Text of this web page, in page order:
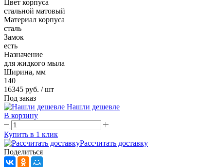
Цвет корпуса
стальной матовый
Материал корпуса
сталь
Замок
есть
Назначение
для жидкого мыла
Ширина, мм
140
16345 руб. / шт
Под заказ
Нашли дешевле
В корзину
Купить в 1 клик
Рассчитать доставку
Поделиться